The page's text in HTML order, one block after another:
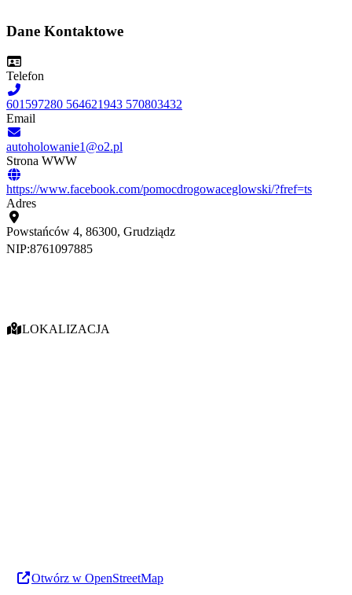
Dane Kontaktowe
Telefon
601597280 564621943 570803432
Email
autoholowanie1@o2.pl
Strona WWW
https://www.facebook.com/pomocdrogowaceglowski/?fref=ts
Adres
Powstańców 4, 86300, Grudziądz
NIP:8761097885
LOKALIZACJA
Otwórz w OpenStreetMap